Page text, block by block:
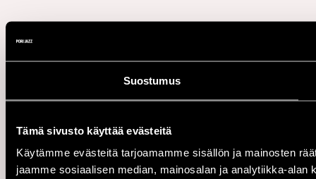
Suostumus
Tämä sivusto käyttää evästeitä
Käytämme evästeitä tarjoamamme sisällön ja mainosten
jaamme sosiaalisen median, mainosalan ja analytiikka-